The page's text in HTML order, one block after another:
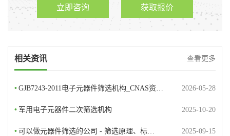
立即咨询 获取报价
相关资讯 查看更多
• 2026-05-28
GJB7243-2011电子元器件筛选机构_CNAS资…
• 2025-10-20
军用电子元器件二次筛选机构
• 2025-09-15
可以做元器件筛选的公司 - 筛选原理、标…